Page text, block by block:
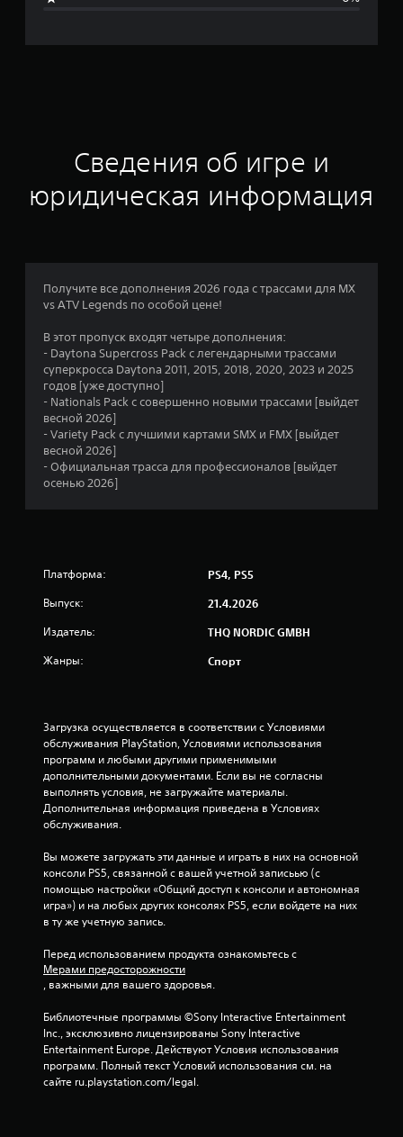
о
н
к
:
1
з
о
в
и
1
Сведения об игре и
юридическая информация
Получите все дополнения 2026 года с трассами для MX
vs ATV Legends по особой цене!
В этот пропуск входят четыре дополнения:
- Daytona Supercross Pack с легендарными трассами
суперкросса Daytona 2011, 2015, 2018, 2020, 2023 и 2025
годов [уже доступно]
- Nationals Pack с совершенно новыми трассами [выйдет
весной 2026]
- Variety Pack с лучшими картами SMX и FMX [выйдет
весной 2026]
- Официальная трасса для профессионалов [выйдет
осенью 2026]
Платформа: PS4, PS5
Выпуск: 21.4.2026
Издатель: THQ NORDIC GMBH
Жанры: Спорт
Загрузка осуществляется в соответствии с Условиями
обслуживания PlayStation, Условиями использования
программ и любыми другими применимыми
дополнительными документами. Если вы не согласны
выполнять условия, не загружайте материалы.
Дополнительная информация приведена в Условиях
обслуживания.
Вы можете загружать эти данные и играть в них на основной
консоли PS5, связанной с вашей учетной записьью (с
помощью настройки «Общий доступ к консоли и автономная
игра») и на любых других консолях PS5, если войдете на них
в ту же учетную запись.
Перед использованием продукта ознакомьтесь с
Мерами предосторожности
, важными для вашего здоровья.
Библиотечные программы ©Sony Interactive Entertainment
Inc., эксклюзивно лицензированы Sony Interactive
Entertainment Europe. Действуют Условия использования
программ. Полный текст Условий использования см. на
сайте ru.playstation.com/legal.